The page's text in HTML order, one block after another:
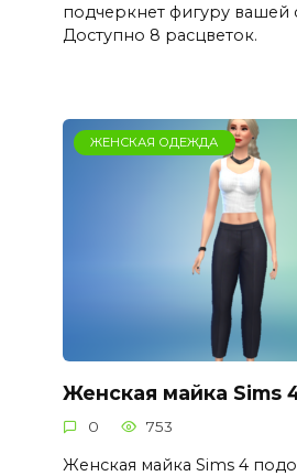
подчеркнет фигуру вашей
Доступно 8 расцветок.
ЖЕНСКАЯ ОДЕЖДА
Женская майка Sims
0 753
Женская майка Sims 4